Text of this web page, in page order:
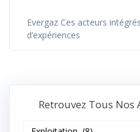
Evergaz Ces acteurs
d’expériences
Retrouvez Tous Nos